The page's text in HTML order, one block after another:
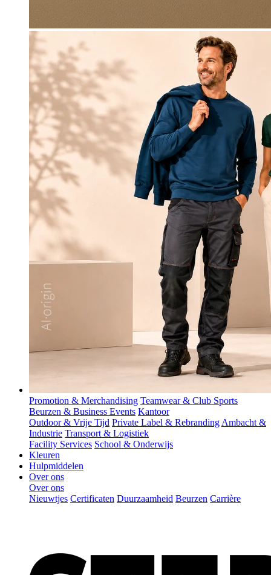
Promotion & Merchandising Teamwear & Club Sports
Beurzen & Business Events Kantoor
Outdoor & Vrije Tijd Private Label & Rebranding Ambacht &
Industrie Transport & Logistiek
Facility Services School & Onderwijs
Kleuren
Hulpmiddelen
Over ons
Over ons
Nieuwtjes Certificaten Duurzaamheid Beurzen Carrière